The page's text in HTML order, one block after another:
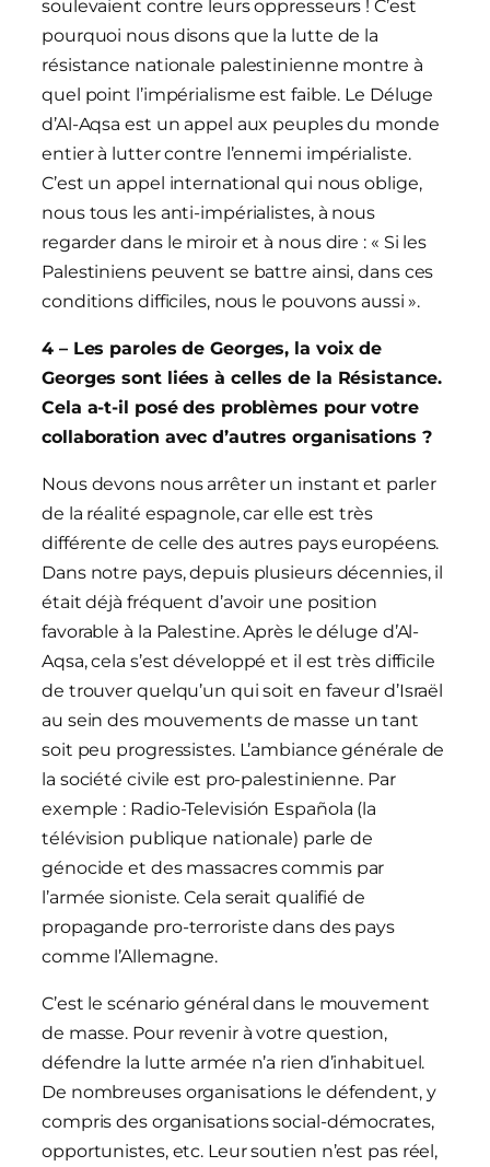
soulevaient contre leurs oppresseurs ! C’est
pourquoi nous disons que la lutte de la
résistance nationale palestinienne montre à
quel point l’impérialisme est faible. Le Déluge
d’Al-Aqsa est un appel aux peuples du monde
entier à lutter contre l’ennemi impérialiste.
C’est un appel international qui nous oblige,
nous tous les anti-impérialistes, à nous
regarder dans le miroir et à nous dire : « Si les
Palestiniens peuvent se battre ainsi, dans ces
conditions difficiles, nous le pouvons aussi ».
4 – Les paroles de Georges, la voix de
Georges sont liées à celles de la Résistance.
Cela a-t-il posé des problèmes pour votre
collaboration avec d’autres organisations ?
Nous devons nous arrêter un instant et parler
de la réalité espagnole, car elle est très
différente de celle des autres pays européens.
Dans notre pays, depuis plusieurs décennies, il
était déjà fréquent d’avoir une position
favorable à la Palestine. Après le déluge d’Al-
Aqsa, cela s’est développé et il est très difficile
de trouver quelqu’un qui soit en faveur d’Israël
au sein des mouvements de masse un tant
soit peu progressistes. L’ambiance générale de
la société civile est pro-palestinienne. Par
exemple : Radio-Televisión Española (la
télévision publique nationale) parle de
génocide et des massacres commis par
l’armée sioniste. Cela serait qualifié de
propagande pro-terroriste dans des pays
comme l’Allemagne.
C’est le scénario général dans le mouvement
de masse. Pour revenir à votre question,
défendre la lutte armée n’a rien d’inhabituel.
De nombreuses organisations le défendent, y
compris des organisations social-démocrates,
opportunistes, etc. Leur soutien n’est pas réel,